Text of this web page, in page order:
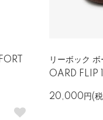
リーボック
OARD FLIP
20,000円(